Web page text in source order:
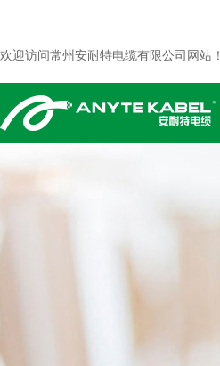
欢迎访问常州安耐特电缆有限公司网站！